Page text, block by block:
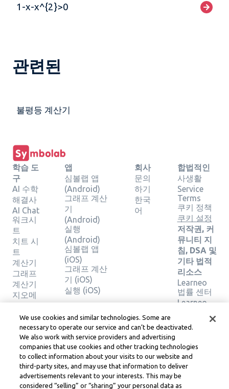
1-x-x^{2}>0
관련된
불평등 계산기
학습 도
구
AI 수학
해결사
AI Chat
워크시
트
치트 시
트
계산기
그래프
계산기
지오메
트리 계
산기
솔루션
확인
앱
심볼랩 앱
(Android)
그래프 계산
기
(Android)
실행
(Android)
심볼랩 앱
(iOS)
그래프 계산
기 (iOS)
실행 (iOS)
회사
문의
하기
한국
어
합법적인
사생활
Service
Terms
쿠키 정책
쿠키 설정
저작권, 커
뮤니티 지
침, DSA 및
기타 법적
리소스
Learneo
법률 센터
Learneo
Symbolab, a Learneo, Inc. business
© Learneo, Inc. 2024
We use cookies and similar technologies. Some are
necessary to operate our service and can’t be deactivated.
We also work with service providers and advertising
companies that use cookies and other tracking technologies
to collect information about your visits to our website and
third-party sites, and may use that information to deliver
advertisements relevant to your interests. This may be
considered “selling” or “sharing” your personal data as